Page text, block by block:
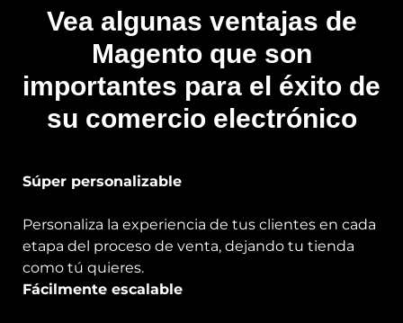
Vea algunas ventajas de
Magento que son
importantes para el éxito de
su comercio electrónico
Súper personalizable
Personaliza la experiencia de tus clientes en cada
etapa del proceso de venta, dejando tu tienda
como tú quieres.
Fácilmente escalable